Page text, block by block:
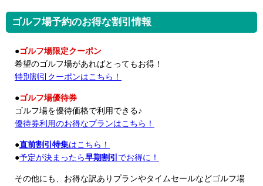
ゴルフ場予約のお得な割引情報
●ゴルフ場限定クーポン
希望のゴルフ場があればとってもお得！
特別割引クーポンはこちら！
●ゴルフ場優待券
ゴルフ場を優待価格で利用できる♪
優待券利用のお得なプランはこちら！
●直前割引特集はこちら！
●予定が決まったら早期割引 でお得に！
その他にも、お得な訳ありプランやタイムセールなどゴルフ場